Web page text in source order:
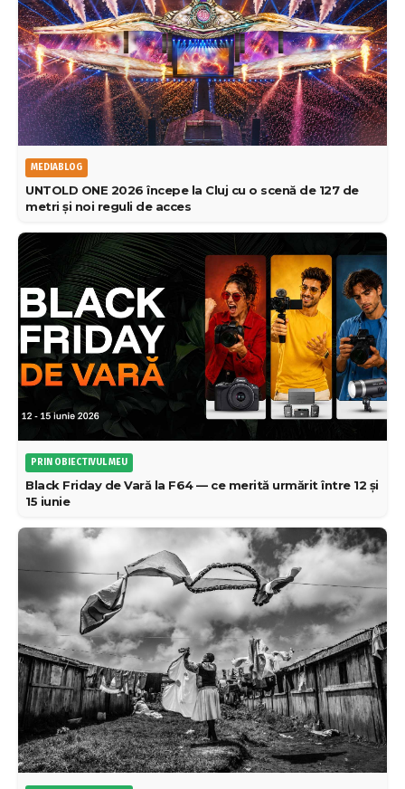
MEDIABLOG
UNTOLD ONE 2026 începe la Cluj cu o scenă de 127 de
metri și noi reguli de acces
PRIN OBIECTIVUL MEU
Black Friday de Vară la F64 — ce merită urmărit între 12 și
15 iunie